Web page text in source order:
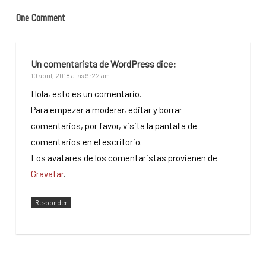
One Comment
Un comentarista de WordPressdice:
10 abril, 2018 a las 9:22 am
Hola, esto es un comentario.
Para empezar a moderar, editar y borrar
comentarios, por favor, visita la pantalla de
comentarios en el escritorio.
Los avatares de los comentaristas provienen de
Gravatar.
Responder